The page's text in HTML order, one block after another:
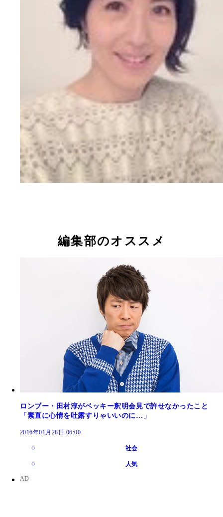
編集部のオススメ
ロンブー・田村淳がベッキー釈明会見で許せなかったこと
「素直に心情を吐露すりゃいいのに…」
2016年01月28日 06:00
社会
人気